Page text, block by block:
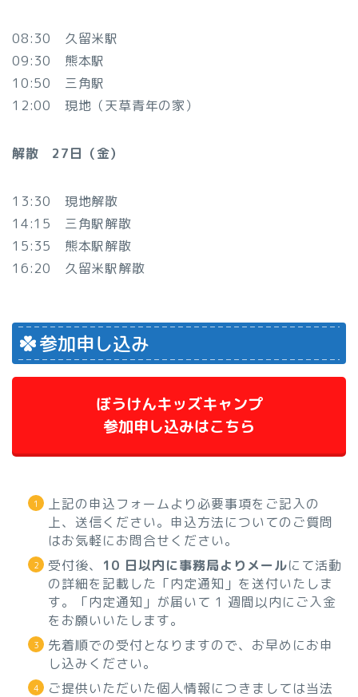
08:30 久留米駅
09:30 熊本駅
10:50 三角駅
12:00 現地（天草青年の家）
解散 27日（金）
13:30 現地解散
14:15 三角駅解散
15:35 熊本駅解散
16:20 久留米駅解散
参加申し込み
ぼうけんキッズキャンプ
参加申し込みはこちら
上記の申込フォームより必要事項をご記入の
上、送信ください。申込方法についてのご質問
はお気軽にお問合せください。
受付後、 10 日以内に事務局よりメールにて活動
の詳細を記載した「内定通知」を送付いたしま
す。「内定通知」が届いて 1 週間以内にご入金
をお願いいたします。
先着順での受付となりますので、お早めにお申
し込みください。
ご提供いただいた個人情報につきましては当法